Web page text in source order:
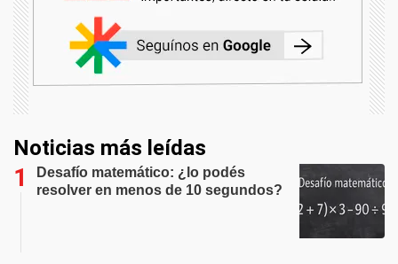
Noticias más leídas
Desafío matemático: ¿lo podés
resolver en menos de 10 segundos?